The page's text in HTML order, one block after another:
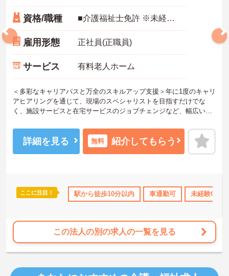
育児補助 年間休日110日以上 ブランクOK 資格取得サポート
資格/職種 ■介護福祉士免許 ※未経験・ブランク可
雇用形態 正社員(正職員)
サービス 有料老人ホーム
＜多彩なキャリアパスと万全のスキルアップ支援＞年に1度のキャリ
アヒアリングを通じて、現場のスペシャリストを目指すだけでな
く、施設サービスと在宅サービスのジョブチェンジなど、幅広い経
＜プライベートも充実させる嬉しい福利厚生＞仕事の疲れを癒やす
ための制度も充実しています。各地のレジャー施設や宿泊が最大8
0％オフになる優待制度や、勤続5年ごとの「特別連続有給休暇（5
＜＜ICT導入が進む効率的な現場で、身体的負担を減らしケアに専念
＞スマホ記録や睡眠測定センサー等の導入で月400時間の生産性向上
詳細を見る 無料 紹介してもらう
ここに注目！ 駅から徒歩10分以内 車通勤可 未経験OK
この法人の別の求人の一覧を見る